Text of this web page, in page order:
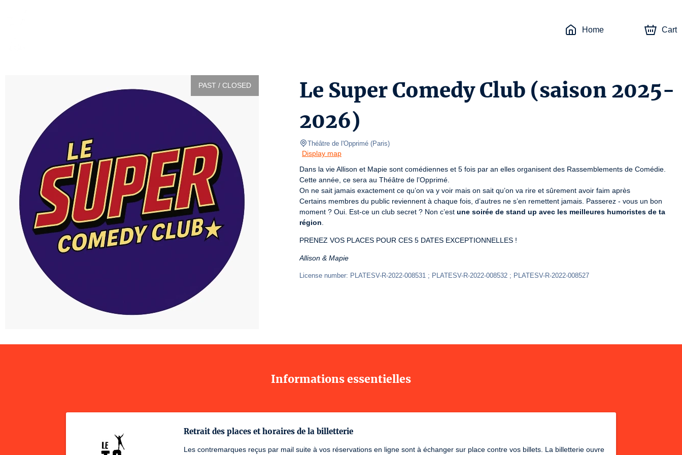
Home Cart
PAST / CLOSED
Le Super Comedy Club (saison 2025-
2026)
Théâtre de l'Opprimé (Paris)
Display map
Dans la vie Allison et Mapie sont comédiennes et 5 fois par an elles organisent des Rassemblements de Comédie.
Cette année, ce sera au Théâtre de l’Opprimé.
On ne sait jamais exactement ce qu’on va y voir mais on sait qu’on va rire et sûrement avoir faim après
Certains membres du public reviennent à chaque fois, d’autres ne s’en remettent jamais. Passerez - vous un bon
moment ? Oui. Est-ce un club secret ? Non c’est une soirée de stand up avec les meilleures humoristes de ta
région
PRENEZ VOS PLACES POUR CES 5 DATES EXCEPTIONNELLES !
Allison & Mapie
License number: PLATESV-R-2022-008531 ; PLATESV-R-2022-008532 ; PLATESV-R-2022-008527
Informations essentielles
Retrait des places et horaires de la billetterie
Les contremarques reçus par mail suite à vos réservations en ligne sont à échanger sur place contre vos billets. La billetterie ouvre